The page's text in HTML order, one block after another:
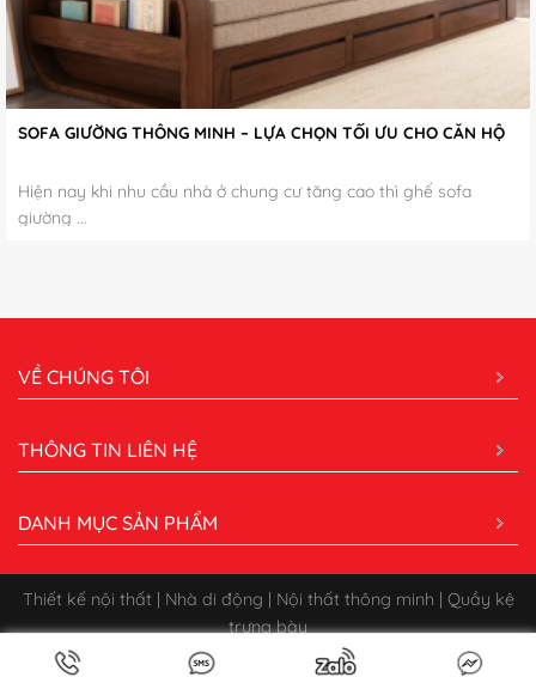
SOFA GIƯỜNG THÔNG MINH – LỰA CHỌN TỐI ƯU CHO CĂN HỘ
Hiện nay khi nhu cầu nhà ở chung cư tăng cao thì ghế sofa
giường ...
VỀ CHÚNG TÔI
THÔNG TIN LIÊN HỆ
DANH MỤC SẢN PHẨM
Thiết kế nội thất | Nhà di động | Nội thất thông minh | Quầy kệ
trưng bày
Bản quyền 2026 ©
CÔNG TY CỔ PHẦN XÂY DỰNG QUẢNG CÁO